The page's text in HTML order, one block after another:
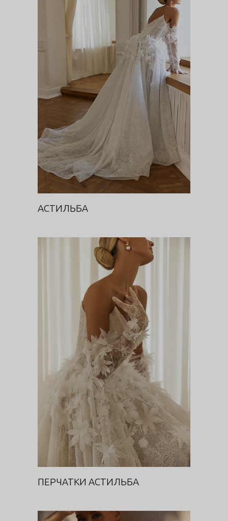
АСТИЛЬБА
Цветочная феерия
АСТИЛЬБА
ПЕРЧАТКИ АСТИЛЬБА
Цветочная феерия
ПЕРЧАТКИ АСТИЛЬБА